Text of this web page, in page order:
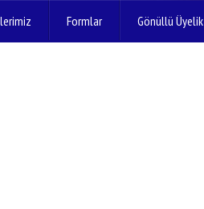
Formlar Gönüllü Üyelik